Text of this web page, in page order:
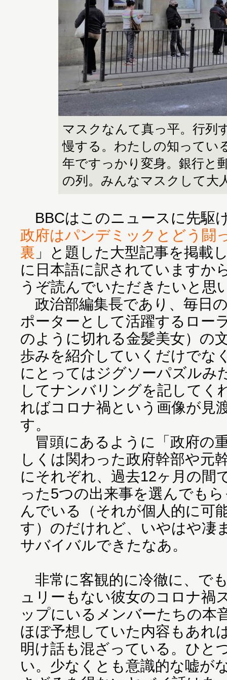
マスクなんて真っ平。行列
慢する。わたしの知ってい
年ですっかり変身。銀行と
の列。みんなマスクして大
BBCはこのニュースに先駆
政府はパンデミックとどう
裏 」と題した大型記事を掲載
に日本語に訳されていますか
うぞ読んでいただきたいと思
政治部編集長であり、毎日
ポーターとして活躍するロー
のように切れる金髪美女）の
歩みを紹介していくだけでな
にとってはジグソーパズルみ
してナンバリングを記してく
ればコロナ禍という画像が見
す。
冒頭にあるように「政府の
しくは関わった政府幹部や元
にそれぞれ、過去12ヶ月の間
った5つの出来事を選んでも
んでいる（それが個人的に可
す）のだけれど、いやはや凄
サバイバルできたなあ。
非常に客観的に冷徹に、で
ュリーもない彼女のコロナ禍
ップにいるメンバーたちの本
ほぼ予想していた内容もあれ
明け話も混ざっている。ひと
い。少なくとも意識的な嘘が